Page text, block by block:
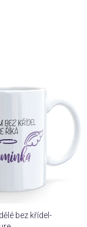
bez křídel-